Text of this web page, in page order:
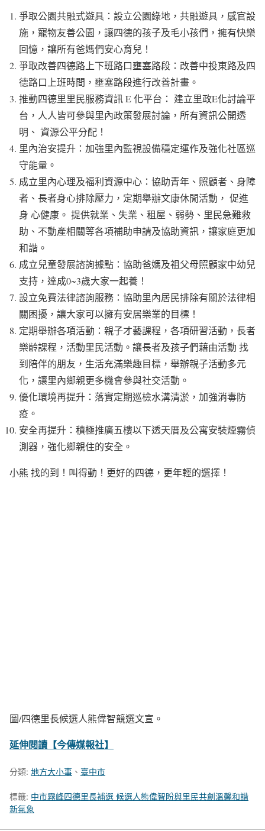
爭取公園共融式遊具：設立公園綠地，共融遊具，感官設
施，寵物友善公園，讓四德的孩子及毛小孩們，擁有快樂
回憶，讓所有爸媽們安心育兒！
爭取改善四德路上下班路口壅塞路段：改善中投東路及四
德路口上班時間，壅塞路段進行改善計畫。
推動四德里里民服務資訊 E 化平台： 建立里政E化討論平
台，人人皆可參與里內政策發展討論，所有資訊公開透
明、 資源公平分配！
里內治安提升：加強里內監視設備穩定運作及強化社區巡
守能量。
成立里內心理及福利資源中心：協助青年、照顧者、身障
者、長者身心排除壓力，定期舉辦文康休閒活動， 促進
身 心健康。 提供就業、失業、租屋、弱勢、里民急難救
助、不動產相關等各項補助申請及協助資訊，讓家庭更加
和諧。
成立兒童發展諮詢據點：協助爸媽及祖父母照顧家中幼兒
支持，達成0~3歲大家一起養！
設立免費法律諮詢服務：協助里內居民排除有關於法律相
關困擾，讓大家可以擁有安居樂業的目標！
定期舉辦各項活動：親子才藝課程，各項研習活動，長者
樂齡課程，活動里民活動。讓長者及孩子們藉由活動 找
到陪伴的朋友，生活充滿樂趣目標，舉辦親子活動多元
化，讓里內鄉親更多機會參與社交活動。
優化環境再提升：落實定期巡檢水溝清淤，加強消毒防
疫。
安全再提升：積極推廣五樓以下透天厝及公寓安裝煙霧偵
測器，強化鄉親住的安全。
小熊 找的到！叫得動！更好的四德，更年輕的選擇！
圖/四德里長候選人熊偉智競選文宣。
延伸閱讀【今傳媒報社】
分類: 地方大小事 、 臺中市
標籤: 中市霧峰四德里長補選 候選人熊偉智盼與里民共創溫馨和諧
新氣象